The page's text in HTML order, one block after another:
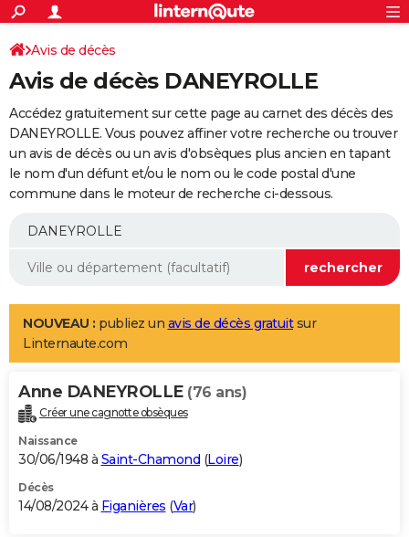
ACTUALITÉS
Politique
Société
Faits Divers
Education
Monde
Villes
+
SPORT
Coupe du monde 2026
Football
Tennis
Cyclisme
Rugby
Forum
Programme TV
TNT
Streaming
Cinéma
Sorties cinéma
Musique
+
FINANCE
Impôts
Immobilier
Risques naturels par ville
Banque
Assurance
Crédit
AUTO
Essais
Réserver un essai
Citadines
Berlines
SUV
Forum auto
+
Mobiles
Meilleur smartphone
Internet
Ordinateurs
Jeux vidéo
Guide high-tech
Aménagement intérieur
LIFESTYLE
Art de vivre
Bien-être
Loisirs
Mode
Modes de vie
Alimentation
Guide de la santé
Maladies
Médicaments
Sommeil
VOYAGE
Destinations
City break
Voyage nature
Voyage de noces
Forum
Climat
+PHOTO
GUIDES D'ACHAT
BONS PLANS
Avis de décès
Avis de décès DANEYROLLE
Accédez gratuitement sur cette page au carnet des décès des
DANEYROLLE. Vous pouvez affiner votre recherche ou trouver
un avis de décès ou un avis d'obsèques plus ancien en tapant
le nom d'un défunt et/ou le nom ou le code postal d'une
commune dans le moteur de recherche ci-dessous.
NOUVEAU : publiez un avis de décès gratuitsur
Linternaute.com
Anne DANEYROLLE (76 ans)
Créer une cagnotte obsèques
Naissance
30/06/1948 à Saint-Chamond (Loire)
Décès
14/08/2024 à Figanières (Var)